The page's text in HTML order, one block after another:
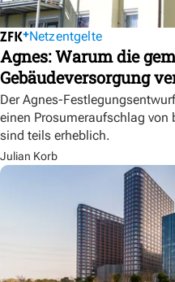
Netzentgelte
Agnes: Warum die
Gebäudeversorgung
Der Agnes-
einen Prosumeraufschlag von
sind teils erheblich.
Julian Korb